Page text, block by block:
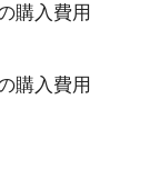
購入費用
購入費用